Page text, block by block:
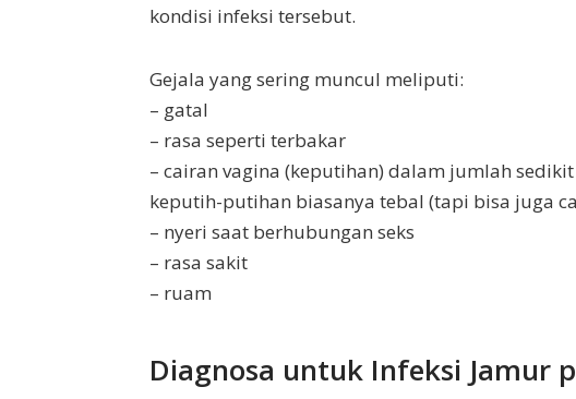
kondisi infeksi tersebut.
Gejala yang sering muncul meliputi:
– gatal
– rasa seperti terbakar
– cairan vagina (keputihan) dalam jumlah
keputih-putihan biasanya tebal (tapi bisa juga
– nyeri saat berhubungan seks
– rasa sakit
– ruam
Diagnosa untuk Infeksi Jamur